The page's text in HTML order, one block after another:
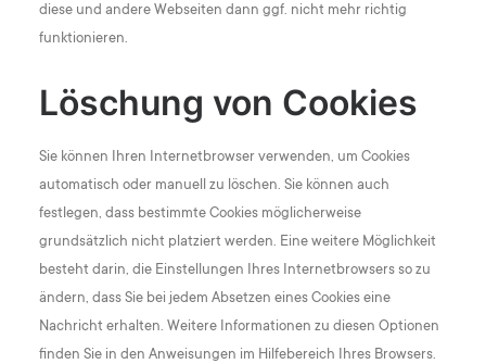
diese und andere Webseiten dann ggf. nicht mehr richtig
funktionieren.
Löschung von Cookies
Sie können Ihren Internetbrowser verwenden, um Cookies
automatisch oder manuell zu löschen. Sie können auch
festlegen, dass bestimmte Cookies möglicherweise
grundsätzlich nicht platziert werden. Eine weitere Möglichkeit
besteht darin, die Einstellungen Ihres Internetbrowsers so zu
ändern, dass Sie bei jedem Absetzen eines Cookies eine
Nachricht erhalten. Weitere Informationen zu diesen Optionen
finden Sie in den Anweisungen im Hilfebereich Ihres Browsers.